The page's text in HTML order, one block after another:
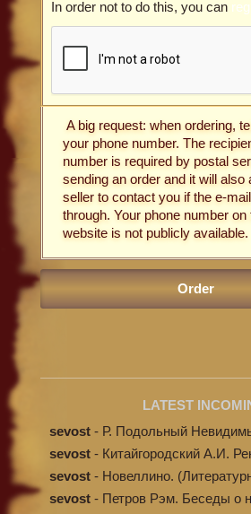
In order not to do this, you can
A big request: when ordering,
your phone number. The
number is required by postal
sending an order and it will also
seller to contact you if the e-
through. Your phone number
website is not publicly available.
LATEST
sevost - Р. Подольный
sevost - Китайгородский А.И.
sevost - Новеллино.
sevost - Петров Рэм. Беседы о